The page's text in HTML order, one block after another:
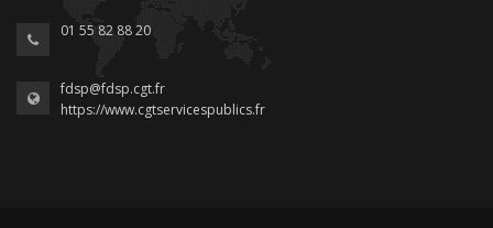
01 55 82 88 20
fdsp@fdsp.cgt.fr
https://www.cgtservicespublics.fr